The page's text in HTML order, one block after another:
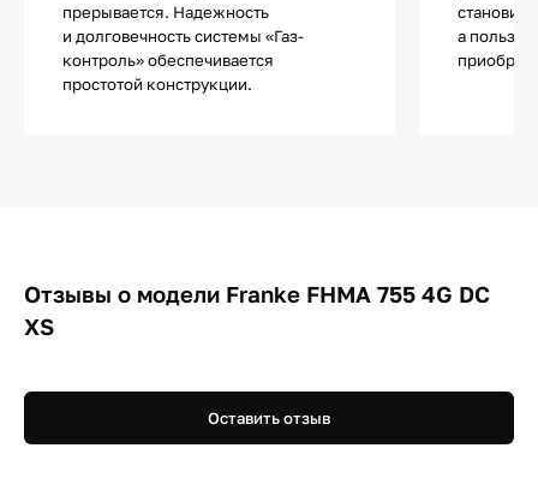
прерывается. Надежность
и долговечность системы «Газ-
контроль» обеспечивается
простотой конструкции.
а
Отзывы о модели Franke FHMA 755 4G DC
XS
Оставить отзыв